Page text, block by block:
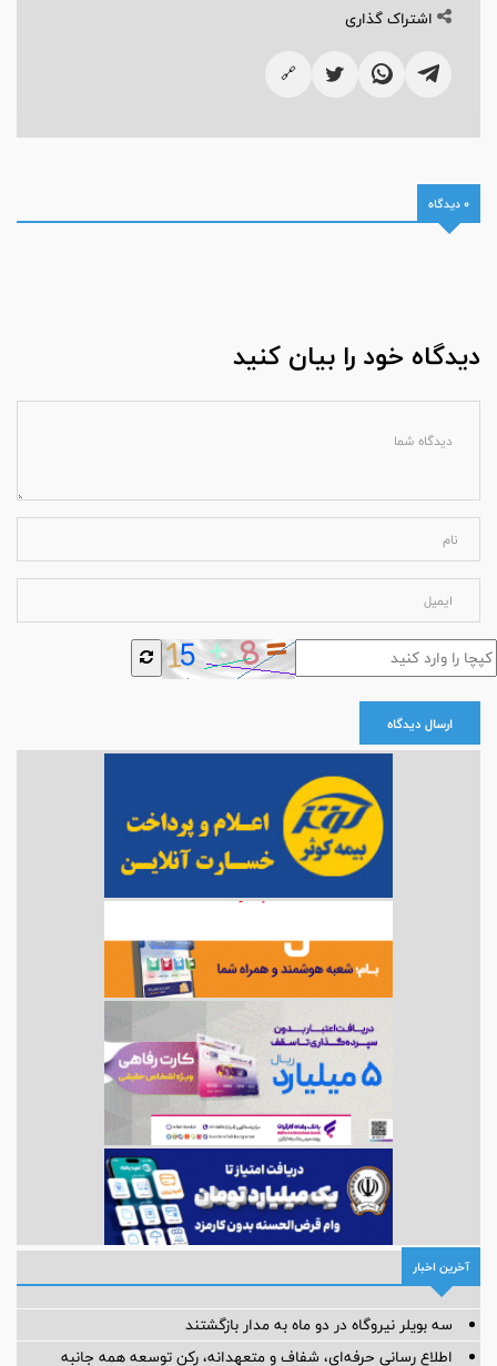
اشتراک گذاری
🔗
0 دیدگاه
دیدگاه خود را بیان کنید
ارسال دیدگاه
آخرین اخبار
سه بویلر نیروگاه در دو ماه به مدار بازگشتند
اطلاع رسانی حرفه‌ای، شفاف و متعهدانه، رکن توسعه همه جانبه